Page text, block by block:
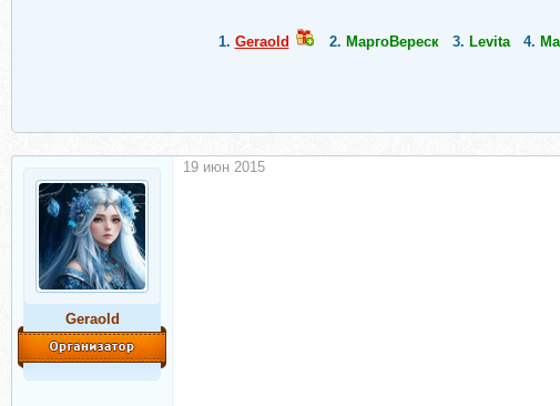
1. Geraold 2. МаргоВереск 3. Levita 4.
Geraold
19 июн 2015